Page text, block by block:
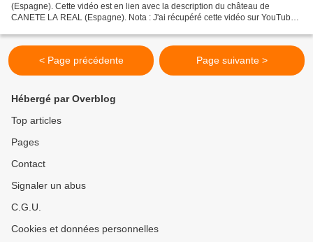
(Espagne). Cette vidéo est en lien avec la description du château de
CANETE LA REAL (Espagne). Nota : J'ai récupéré cette vidéo sur YouTube.
< Page précédente Page suivante >
Hébergé par Overblog
Top articles
Pages
Contact
Signaler un abus
C.G.U.
Cookies et données personnelles